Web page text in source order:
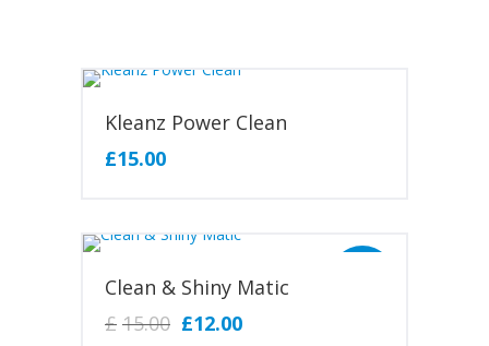
Kleanz Power Clean
£15.00
Clean & Shiny Matic
£ 15.00 £12.00